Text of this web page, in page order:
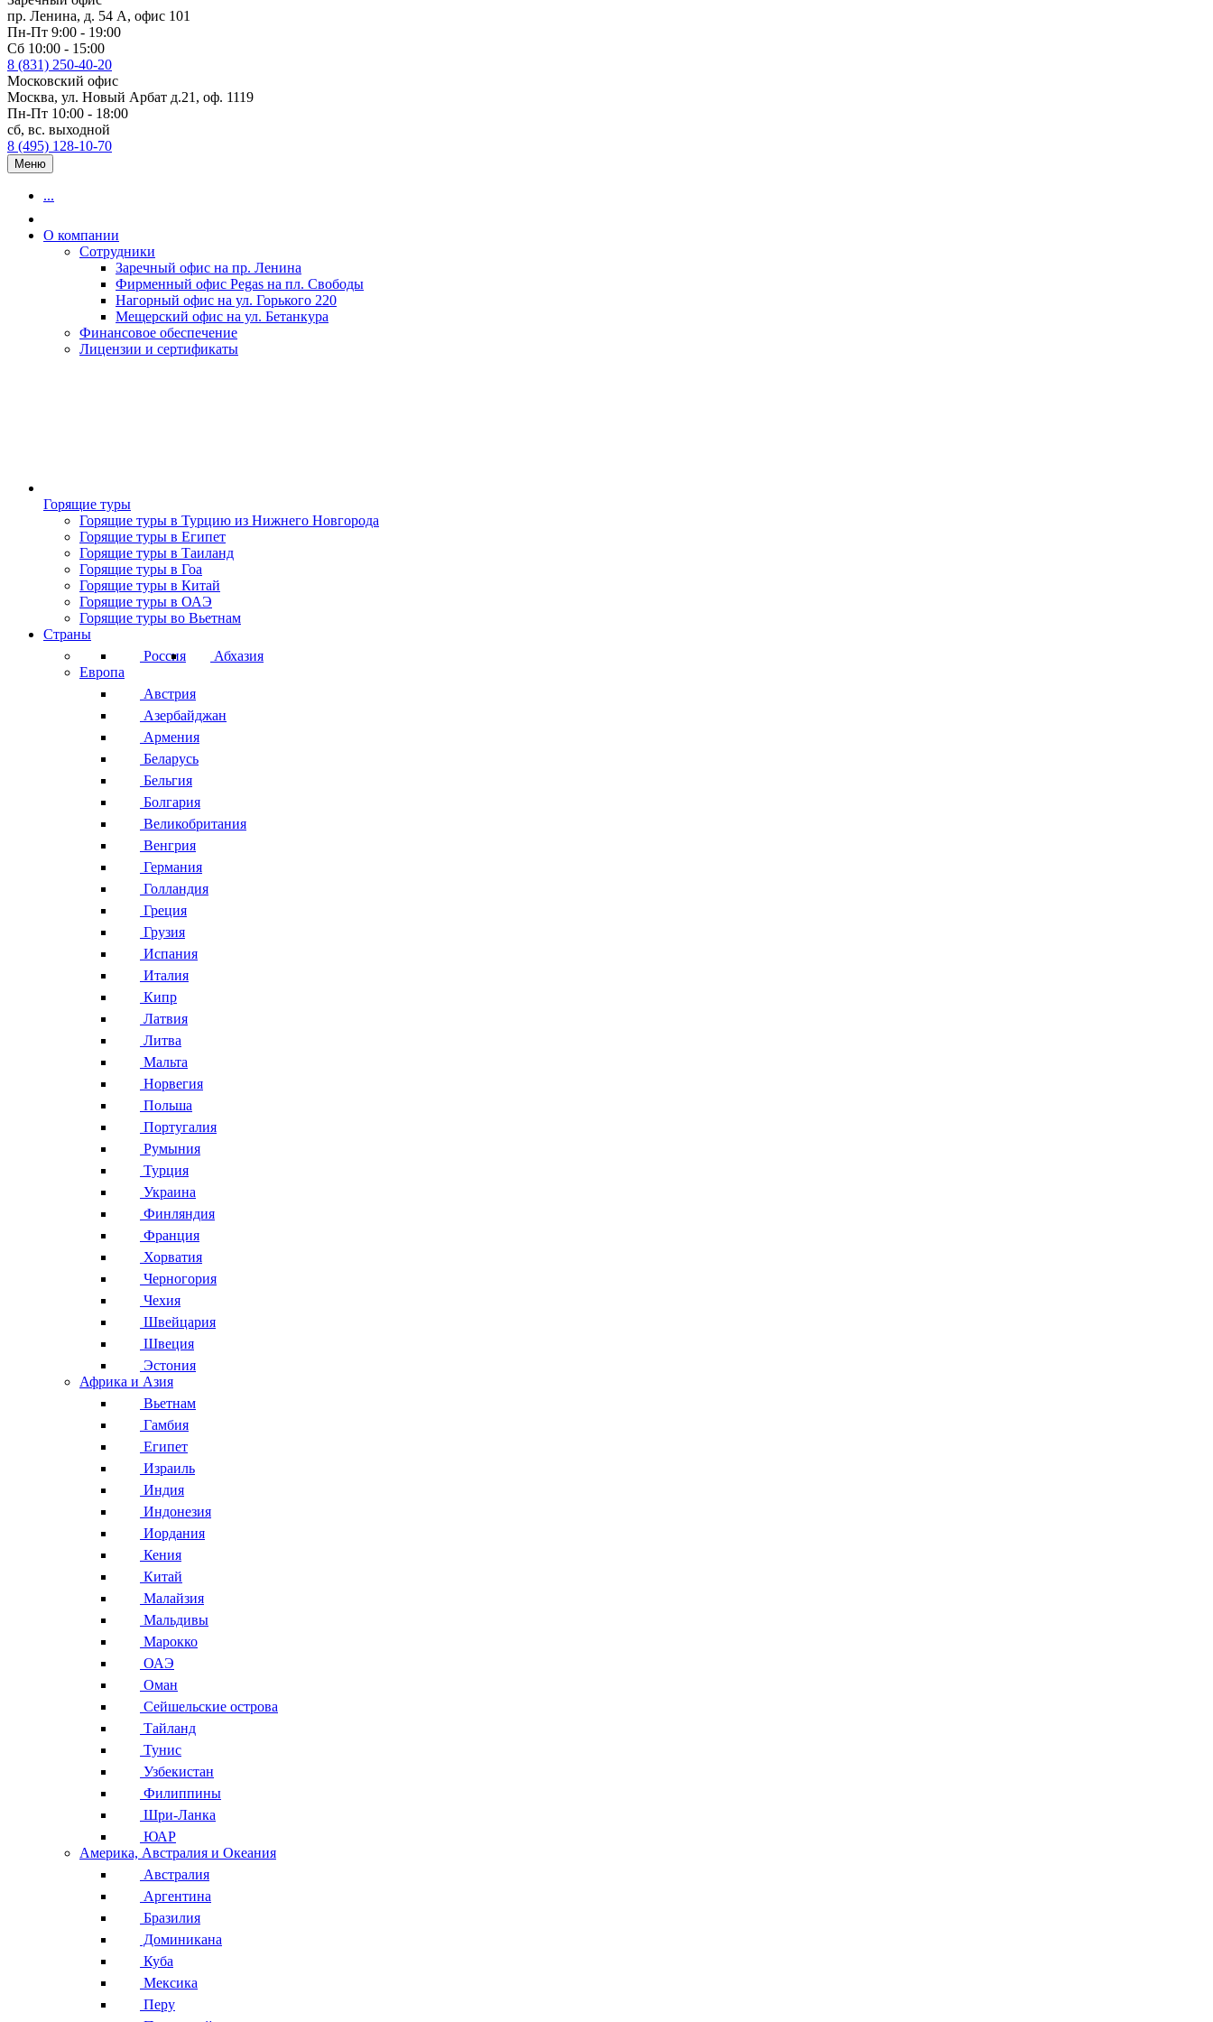
пр. Ленина, д. 54 А, офис 101
Пн-Пт 9:00 - 19:00
Сб 10:00 - 15:00
8 (831) 250-40-20
Московский офис
Москва, ул. Новый Арбат д.21, оф. 1119
Пн-Пт 10:00 - 18:00
сб, вс. выходной
8 (495) 128-10-70
Меню
...
О компании
Сотрудники
Заречный офис на пр. Ленина
Фирменный офис Pegas на пл. Свободы
Нагорный офис на ул. Горького 220
Мещерский офис на ул. Бетанкура
Финансовое обеспечение
Лицензии и сертификаты
Горящие туры
Горящие туры в Турцию из Нижнего Новгорода
Горящие туры в Египет
Горящие туры в Таиланд
Горящие туры в Гоа
Горящие туры в Китай
Горящие туры в ОАЭ
Горящие туры во Вьетнам
Страны
Россия
Абхазия
Европа
Австрия
Азербайджан
Армения
Беларусь
Бельгия
Болгария
Великобритания
Венгрия
Германия
Голландия
Греция
Грузия
Испания
Италия
Кипр
Латвия
Литва
Мальта
Норвегия
Польша
Португалия
Румыния
Турция
Украина
Финляндия
Франция
Хорватия
Черногория
Чехия
Швейцария
Швеция
Эстония
Африка и Азия
Вьетнам
Гамбия
Египет
Израиль
Индия
Индонезия
Иордания
Кения
Китай
Малайзия
Мальдивы
Марокко
ОАЭ
Оман
Сейшельские острова
Тайланд
Тунис
Узбекистан
Филиппины
Шри-Ланка
ЮАР
Америка, Австралия и Океания
Австралия
Аргентина
Бразилия
Доминикана
Куба
Мексика
Перу